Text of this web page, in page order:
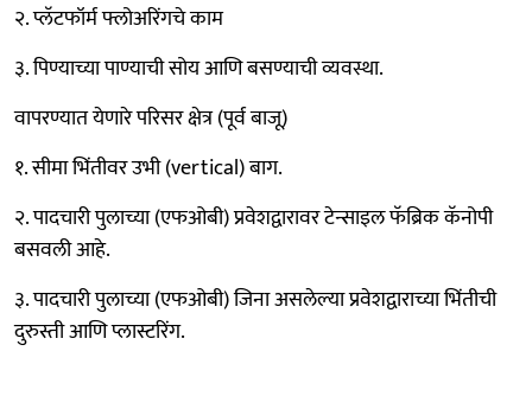
२. प्लॅटफॉर्म फ्लोअरिंगचे काम
३. पिण्याच्या पाण्याची सोय आणि बसण्याची व्यवस्था.
वापरण्यात येणारे परिसर क्षेत्र (पूर्व बाजू)
१. सीमा भिंतीवर उभी (vertical) बाग.
२. पादचारी पुलाच्या (एफओबी) प्रवेशद्वारावर टेन्साइल फॅब्रिक कॅनोपी
बसवली आहे.
३. पादचारी पुलाच्या (एफओबी) जिना असलेल्या प्रवेशद्वाराच्या भिंतीची
दुरुस्ती आणि प्लास्टरिंग.